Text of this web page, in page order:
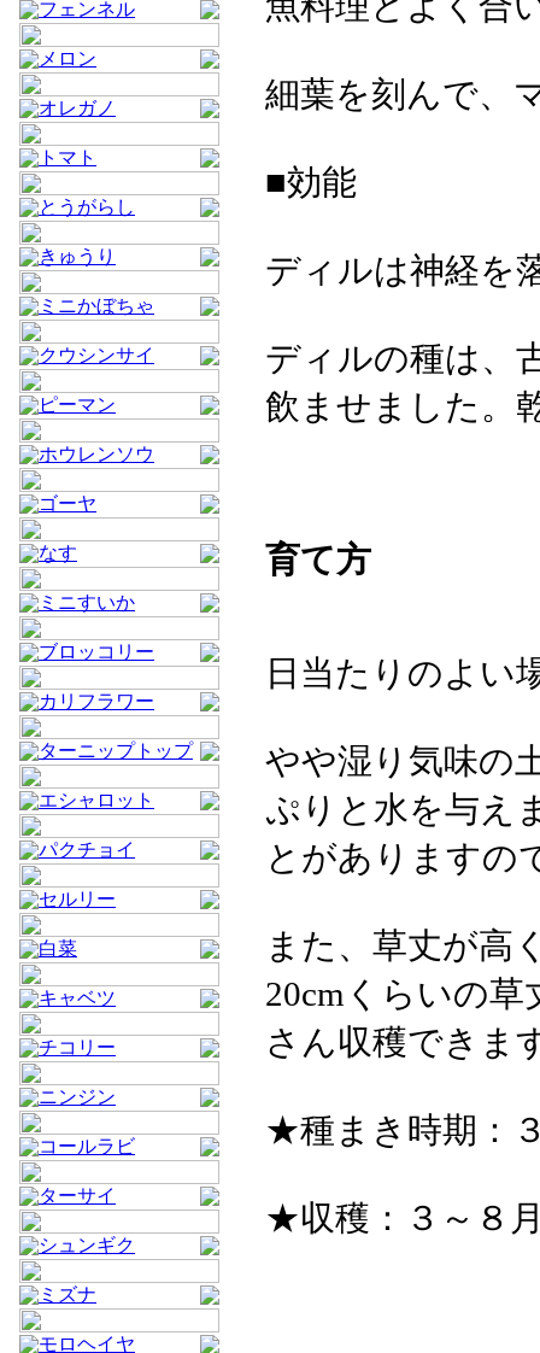
フェンネル
メロン
オレガノ
トマト
とうがらし
きゅうり
ミニかぼちゃ
クウシンサイ
ピーマン
ホウレンソウ
ゴーヤ
なす
ミニすいか
ブロッコリー
カリフラワー
ターニップトップ
エシャロット
パクチョイ
セルリー
白菜
キャベツ
チコリー
ニンジン
コールラビ
ターサイ
シュンギク
ミズナ
モロヘイヤ
細葉を刻んで、
■効能
ディルは神経を
ディルの種は、
飲ませました。
育て方
日当たりのよい
やや湿り気味の
ぷりと水を与え
とがありますの
また、草丈が高
20cmくらいの
さん収穫できま
★種まき時期：
★収穫：３～８